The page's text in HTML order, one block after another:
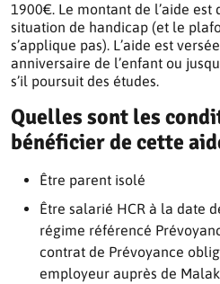
1900€. Le montant de l’aide est
situation de handicap (et le
s’applique pas). L’aide est
anniversaire de l’enfant ou
s’il poursuit des études.
Quelles sont les
bénéficier de cette
Être parent isolé
Être salarié HCR à la date
régime référencé
contrat de Prévoyance
employeur auprès de